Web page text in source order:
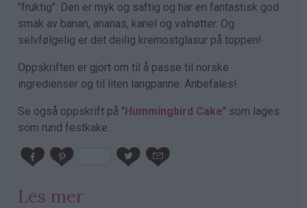
"fruktig". Den er myk og saftig og har en fantastisk god
smak av banan, ananas, kanel og valnøtter. Og
selvfølgelig er det deilig kremostglasur på toppen!
Oppskriften er gjort om til å passe til norske
ingredienser og til liten langpanne. Anbefales!
Se også oppskrift på "Hummingbird Cake" som lages
som rund festkake.
Les mer